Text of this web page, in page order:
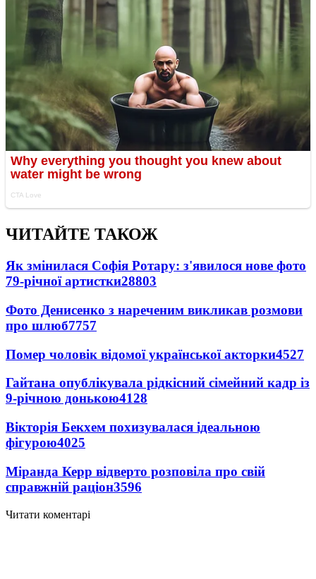
ЧИТАЙТЕ ТАКОЖ
Як змінилася Софія Ротару: з'явилося нове фото
79-річної артистки28803
Фото Денисенко з нареченим викликав розмови
про шлюб7757
Помер чоловік відомої української акторки4527
Гайтана опублікувала рідкісний сімейний кадр із
9-річною донькою4128
Вікторія Бекхем похизувалася ідеальною
фігурою4025
Міранда Керр відверто розповіла про свій
справжній раціон3596
Читати коментарі